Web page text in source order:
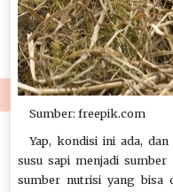
Sumber: freepik.com
Yap, kondisi ini ada,
susu sapi menjadi
sumber nutrisi yang bisa